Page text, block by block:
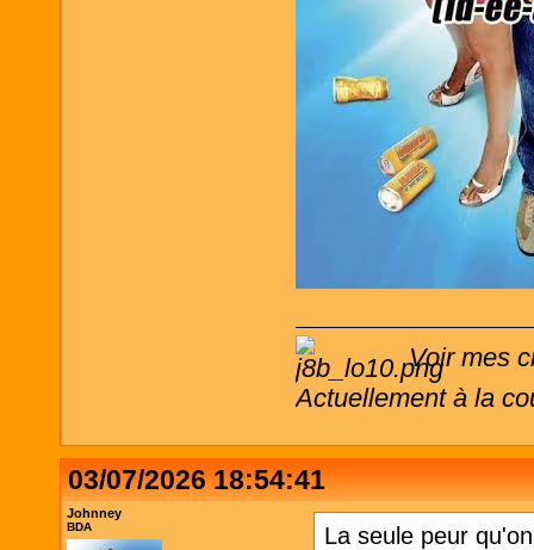
Voir mes
Actuellement à la
03/07/2026 18:54:41
Johnney
BDA La seule peur